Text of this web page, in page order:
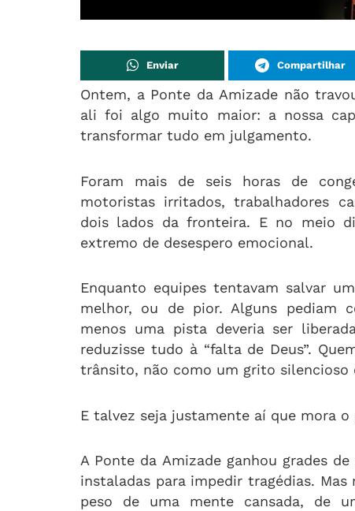
Enviar Compartilhar
Ontem, a Ponte da Amizade não
ali foi algo muito maior: a nossa
transformar tudo em julgamento.
Foram mais de seis horas de
motoristas irritados, trabalhadores
dois lados da fronteira. E no meio
extremo de desespero emocional.
Enquanto equipes tentavam salvar
melhor, ou de pior. Alguns pediam
menos uma pista deveria ser
reduzisse tudo à “falta de Deus”.
trânsito, não como um grito silencioso
E talvez seja justamente aí que mora o
A Ponte da Amizade ganhou grades
instaladas para impedir tragédias.
peso de uma mente cansada, de